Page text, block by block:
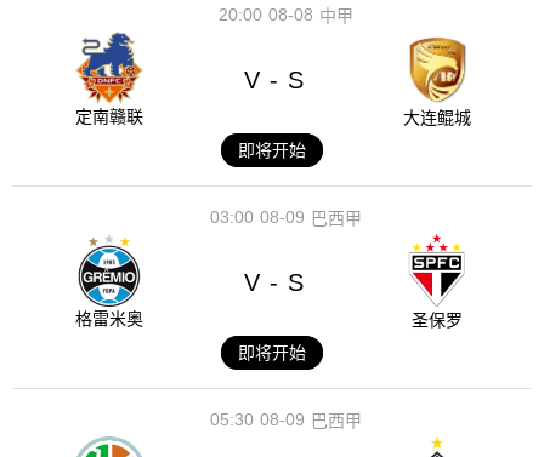
08-08
20:00 中甲
定南赣联
V - S
大连鲲城
即将开始
08-09
03:00 巴西甲
格雷米奥
V - S
圣保罗
即将开始
08-09
05:30 巴西甲